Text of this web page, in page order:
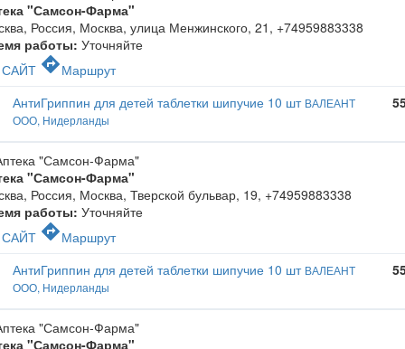
"Самсон-Фарма"
Россия, Москва, улица Менжинского, 21 , +74959883338
работы: Уточняйте
САЙТ directionsМаршрут
АнтиГриппин для детей таблетки шипучие 10 шт ВАЛЕАНТ
ООО, Нидерланды
"Самсон-Фарма"
Россия, Москва, Тверской бульвар, 19, +74959883338
работы: Уточняйте
САЙТ directionsМаршрут
АнтиГриппин для детей таблетки шипучие 10 шт ВАЛЕАНТ
ООО, Нидерланды
"Самсон-Фарма"